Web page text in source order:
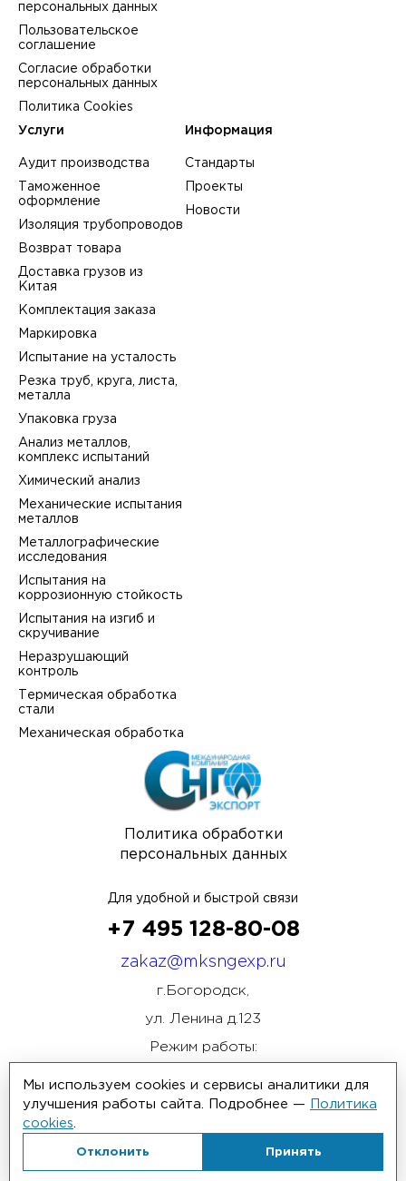
Политика обработки
персональных данных
персональных данных
Пользовательское
соглашение
Согласие обработки
персональных данных
Политика Cookies
Услуги
Аудит производства
Таможенное
оформление
Изоляция трубопроводов
Возврат товара
Доставка грузов из
Китая
Комплектация заказа
Маркировка
Испытание на усталость
Резка труб, круга, листа,
металла
Упаковка груза
Анализ металлов,
комплекс испытаний
Химический анализ
Механические испытания
металлов
Металлографические
исследования
Испытания на
коррозионную стойкость
Испытания на изгиб и
скручивание
Неразрушающий
контроль
Термическая обработка
стали
Механическая обработка
Информация
Стандарты
Проекты
Новости
Для удобной и быстрой связи
+7 495 128-80-08
zakaz@mksngexp.ru
г.Богородск,
ул. Ленина д.123
Режим работы:
Мы используем cookies и сервисы аналитики для
улучшения работы сайта. Подробнее —
Политика
cookies
Отклонить Принять